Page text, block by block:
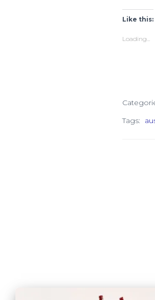
Like this:
Loading...
Tags: